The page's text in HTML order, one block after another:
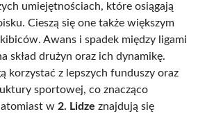
umiejętnościach, które osiągają
Cieszą się one także większym
Awans i spadek między ligami
skład drużyn oraz ich dynamikę.
korzystać z lepszych funduszy oraz
sportowej, co znacząco
w 2. Lidze znajdują się